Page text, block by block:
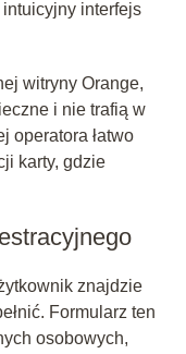
interfejs
witryny Orange,
i nie trafią w
operatora łatwo
karty, gdzie
znajdzie
Formularz ten
osobowych,